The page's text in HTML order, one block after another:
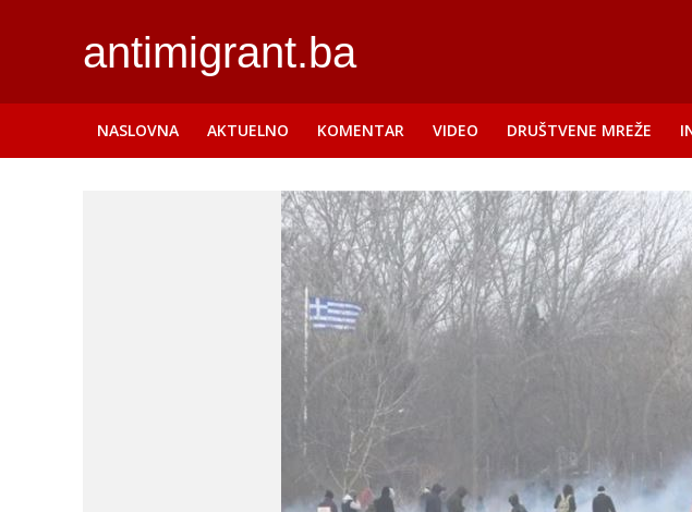
antimigrant.ba
NASLOVNA AKTUELNO KOMENTAR VIDEO DRUŠTVENE MREŽE